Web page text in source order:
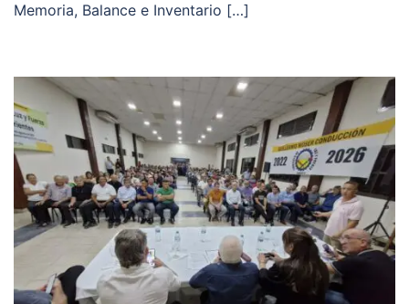
Memoria, Balance e Inventario […]